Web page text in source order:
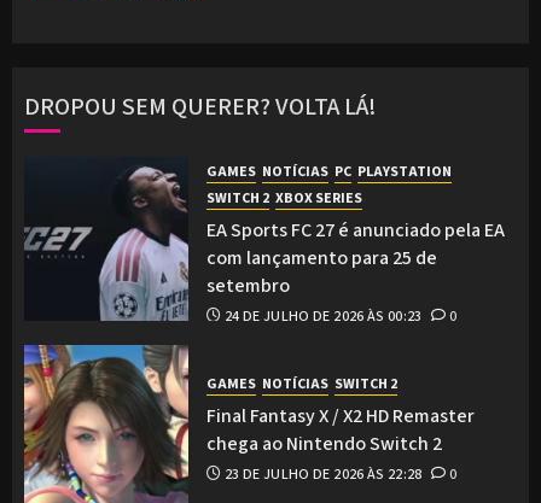
DROPOU SEM QUERER? VOLTA LÁ!
GAMES NOTÍCIAS PC PLAYSTATION
SWITCH 2 XBOX SERIES
EA Sports FC 27 é anunciado pela EA
com lançamento para 25 de
setembro
24 DE JULHO DE 2026 ÀS 00:23 0
GAMES NOTÍCIAS SWITCH 2
Final Fantasy X / X2 HD Remaster
chega ao Nintendo Switch 2
23 DE JULHO DE 2026 ÀS 22:28 0